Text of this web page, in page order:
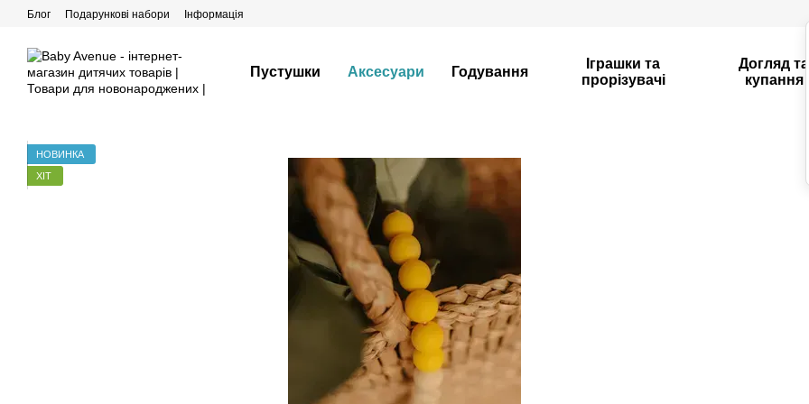
Перейти до основного контенту
Блог Подарункові набори Інформація
Пустушки Аксесуари Годування
Іграшки та
прорізувачі
Догляд та
купання
НОВИНКА
ХІТ